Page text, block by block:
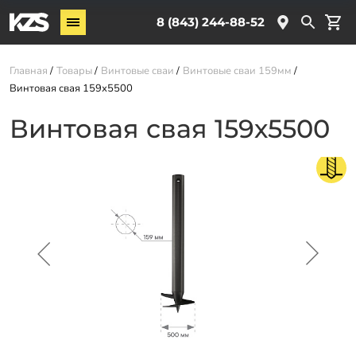
8 (843) 244-88-52
Винтовые сваи
ЖБ сваи
Комплектующие
Услуги
Главная Товары Винтовые сваи
Винтовые сваи 159мм
Винтовая свая 159х5500
Винтовая свая 159х5500